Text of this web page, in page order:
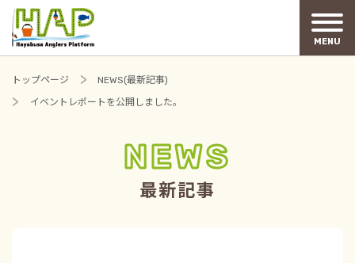
MENU
トップページ
NEWS(最新記事)
イベントレポートを公開しました。
NEWS
最新記事